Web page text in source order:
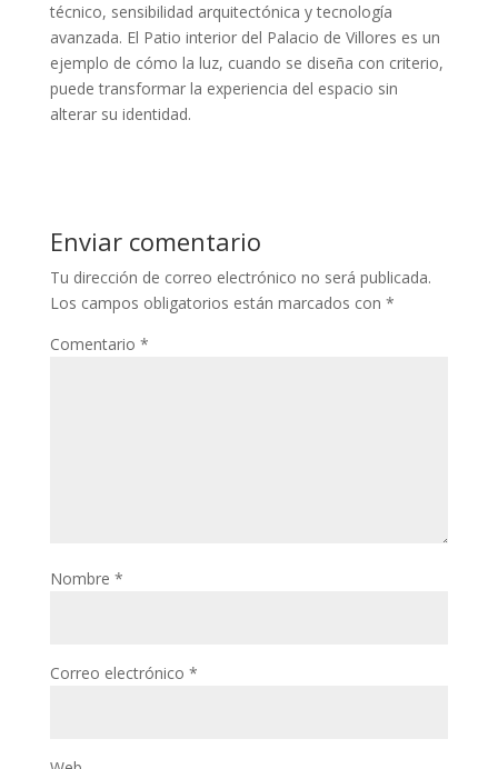
técnico, sensibilidad arquitectónica y tecnología
avanzada. El Patio interior del Palacio de Villores es un
ejemplo de cómo la luz, cuando se diseña con criterio,
puede transformar la experiencia del espacio sin
alterar su identidad.
Enviar comentario
Tu dirección de correo electrónico no será publicada.
Los campos obligatorios están marcados con *
Comentario *
Nombre *
Correo electrónico *